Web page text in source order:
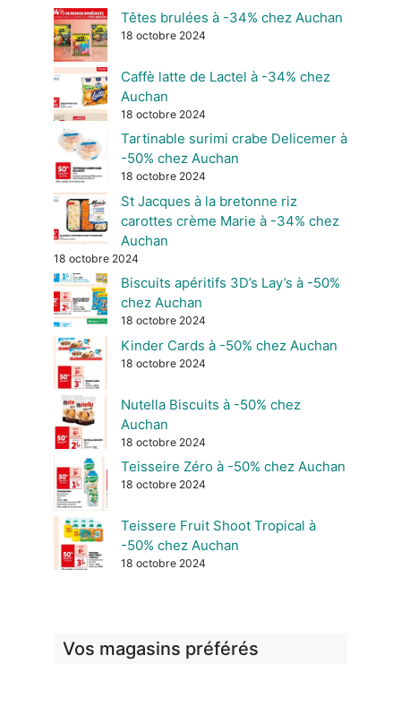
Têtes brulées à -34% chez Auchan
18 octobre 2024
Caffè latte de Lactel à -34% chez
Auchan
18 octobre 2024
Tartinable surimi crabe Delicemer à
-50% chez Auchan
18 octobre 2024
St Jacques à la bretonne riz
carottes crème Marie à -34% chez
Auchan
18 octobre 2024
Biscuits apéritifs 3D’s Lay’s à -50%
chez Auchan
18 octobre 2024
Kinder Cards à -50% chez Auchan
18 octobre 2024
Nutella Biscuits à -50% chez
Auchan
18 octobre 2024
Teisseire Zéro à -50% chez Auchan
18 octobre 2024
Teissere Fruit Shoot Tropical à
-50% chez Auchan
18 octobre 2024
Vos magasins préférés